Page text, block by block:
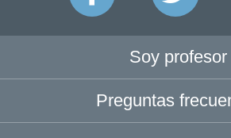
Soy profesor
Preguntas